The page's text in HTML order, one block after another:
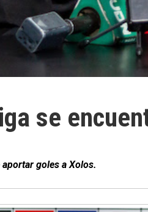
se
goles a Xolos.